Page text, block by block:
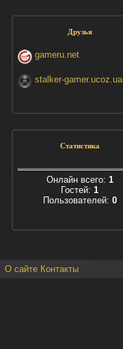
Друзья
gameru.net
stalker-gamer.ucoz.ua
Статистика
Онлайн всего: 1
Гостей: 1
Пользователей: 0
О сайте Контакты